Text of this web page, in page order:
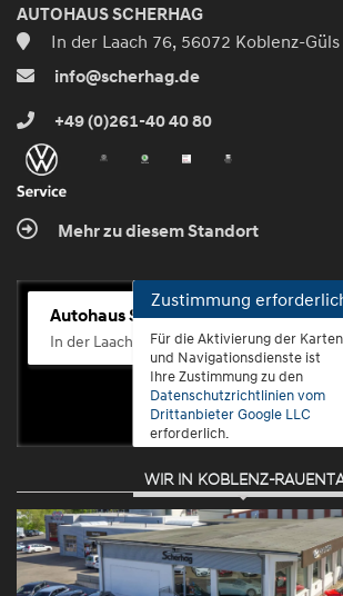
AUTOHAUS SCHERHAG
In der Laach 76, 56072 Koblenz-Güls
info@scherhag.de
+49 (0)261-40 40 80
Mehr zu diesem Standort
Autohaus Scherhag
In der Laach 76, 56072 Koblenz-Güls
Zustimmung
Für die Aktivierung der
und Navigationsdienste ist
Ihre Zustimmung zu den
Datenschutzrichtlinien vom
Drittanbieter Google LLC
erforderlich.
Zustimmen
und
aktivieren
WIR IN KOBLENZ-